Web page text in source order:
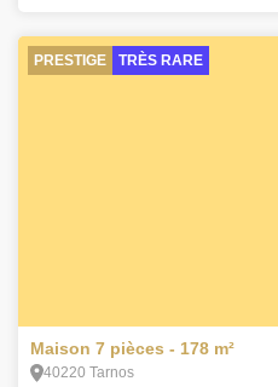
PRESTIGE TRÈS RARE
Maison 7 pièces - 178 m²
40220 Tarnos